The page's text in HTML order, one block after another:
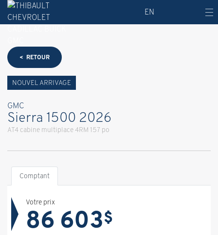
EN
< RETOUR
NOUVEL ARRIVAGE
GMC
Sierra 1500 2026
AT4 cabine multiplace 4RM 157 po
Comptant
Votre prix
86 603$